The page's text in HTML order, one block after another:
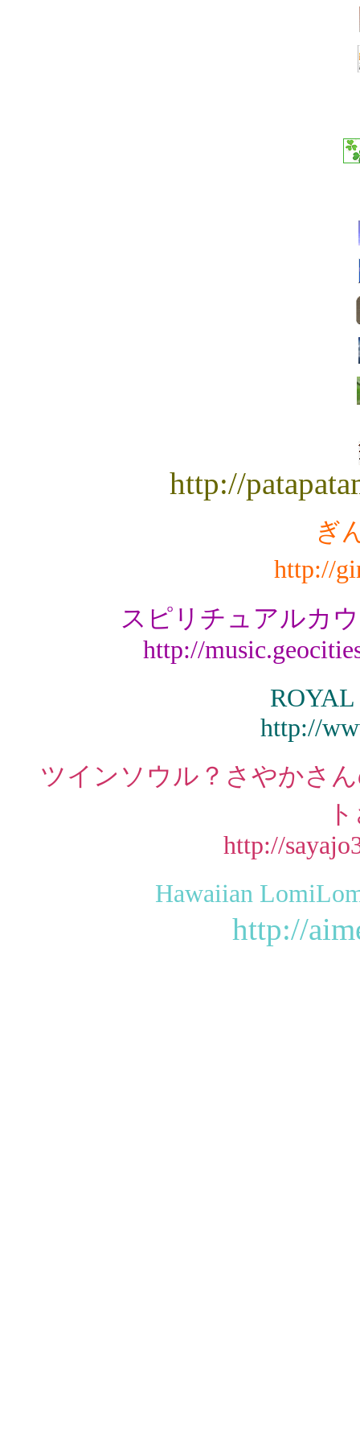
http://
ぎ
http://
スピリチュアルカ
http://
http://
ツインソウル？さやかさ
http://
Hawaiian
http://